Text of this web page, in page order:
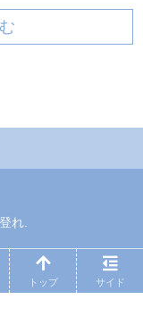
れ.
トップ サイド